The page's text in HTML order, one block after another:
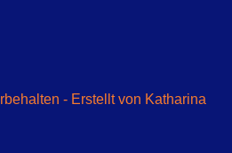
- Erstellt von Katharina